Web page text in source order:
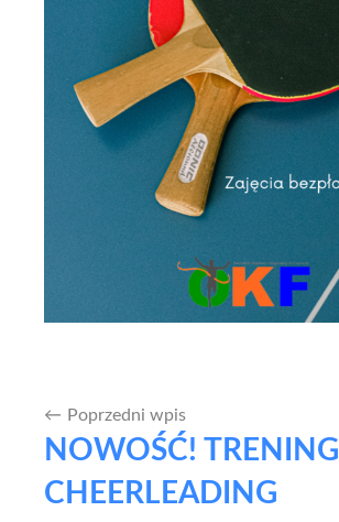
Nawigacja
wpisu
Poprzedni wpis
NOWOŚĆ! TRENINGI
CHEERLEADING